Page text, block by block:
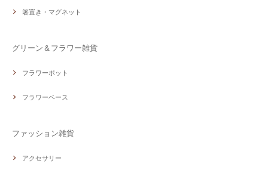
箸置き・マグネット
グリーン＆フラワー雑貨
フラワーポット
フラワーベース
ファッション雑貨
アクセサリー